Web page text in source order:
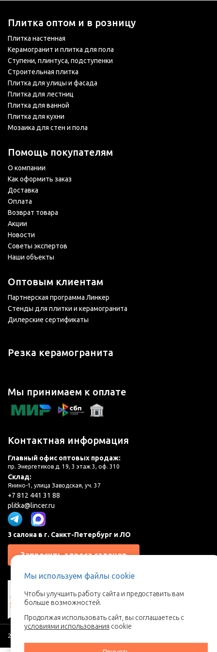
Плитка оптом и в розницу
Плитка настенная
Керамогранит и плитка для пола
Ступени, плинтуса, подступенки
Строительная плитка
Плитка для улицы и фасада
Плитка для лестниц
Плитка для ванной
Плитка для кухни
Мозаика для стен и пола
Помощь покупателям
О компании
Как оформить заказ
Доставка
Оплата
Возврат товара
Акции
Новости
Советы экспертов
Наши объекты
Оптовым клиентам
Партнерская программа Линкер
Стенды для плитки и керамогранита
Дилерские сертификаты
Резка керамогранита
Мы принимаем к оплате
Контактная информация
Главный офис оптовых продаж:
пр. Энергетиков д. 19, 3 этаж 3, оф. 310
Склад:
Янино-1, улица Заводская, уч. 37
+7 812 441 31 88
plitka@lincer.ru
3 салона в г. Санкт-Петербург и ЛО
Запросить адреса салонов
2026 © Линкер - Ваш поставщик керамической плитки
Мы используем файлы cookie
Чтобы улучшить работу сайта и предоставить вам
больше возможностей.
Продолжая использовать сайт, вы соглашаетесь с
условиями использования cookie